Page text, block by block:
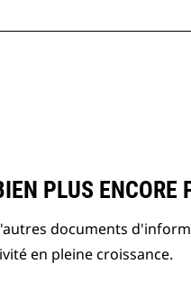
PLUS ENCORE
documents
en pleine croissance.